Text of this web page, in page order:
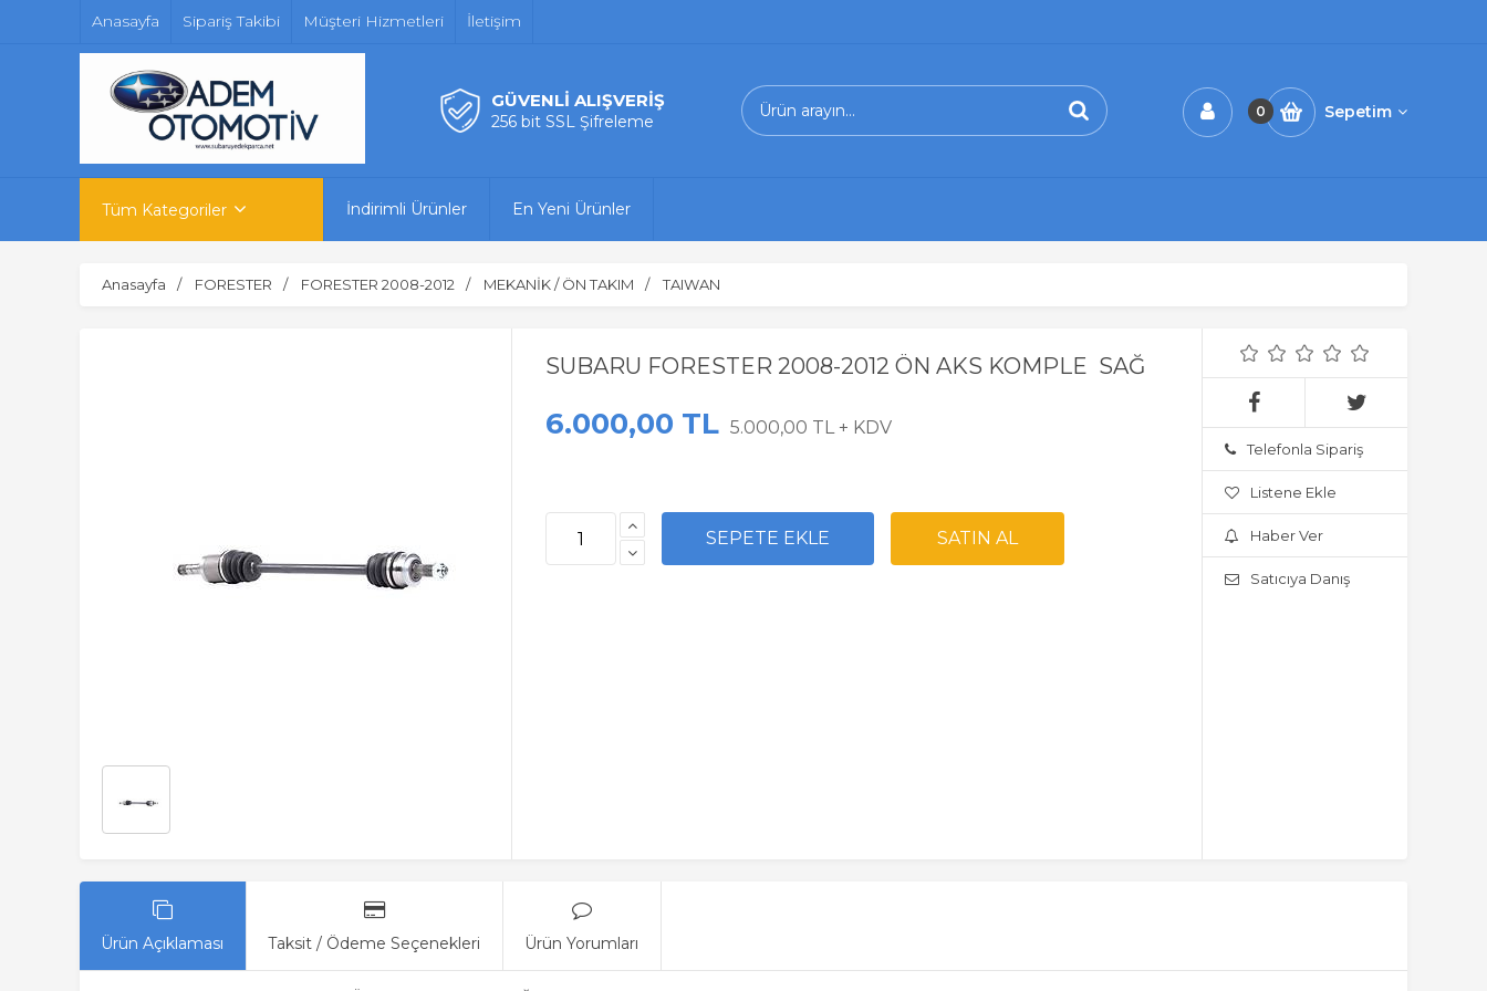
Anasayfa Sipariş Takibi Müşteri Hizmetleri İletişim
GÜVENLİ ALIŞVERİŞ
256 bit SSL Şifreleme
0 Sepetim
Tüm Kategoriler İndirimli Ürünler En Yeni Ürünler
Anasayfa FORESTER FORESTER 2008-2012 MEKANİK / ÖN TAKIM TAIWAN
SUBARU FORESTER 2008-2012 ÖN AKS KOMPLE SAĞ
6.000,00 TL 5.000,00 TL + KDV
Telefonla Sipariş
Listene Ekle
Haber Ver
Satıcıya Danış
Ürün Açıklaması Taksit / Ödeme Seçenekleri Ürün Yorumları